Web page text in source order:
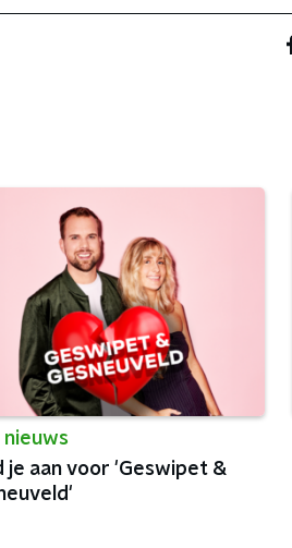
nieuws
je aan voor 'Geswipet &